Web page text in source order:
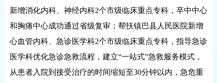
新增消化内科、神经内科2个市级临床重点专科，卒中中心
和胸痛中心成功通过省级复审；帮扶镇巴县人民医院新增
心血管内科、急诊医学科2个市级临床重点专科，指导急诊
医学科优化急诊急救流程，建立“一站式”急救服务模式，
从患者入院到接受治疗的时间缩短至30分钟以内，急危重